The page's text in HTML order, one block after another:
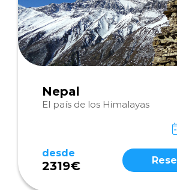
Nepal
El país de los Himalayas
desde
2319€